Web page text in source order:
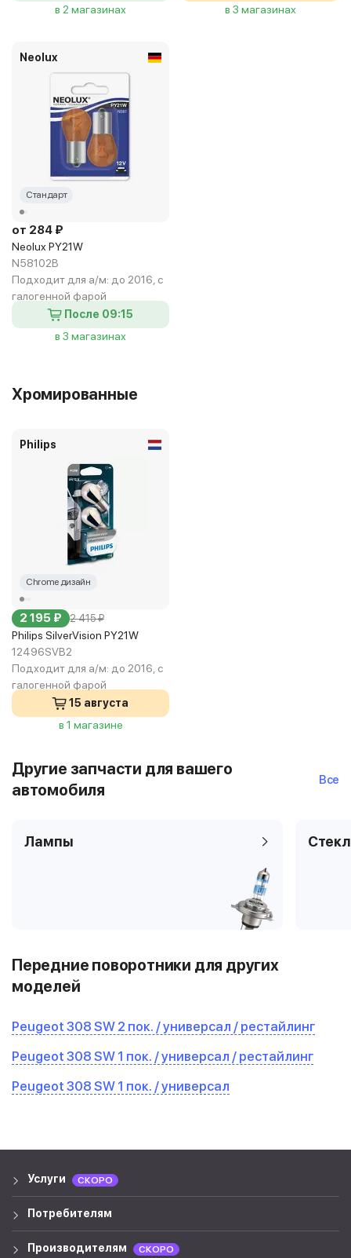
в 2 магазинах
в 3 магазинах
Neolux
Стандарт
от 284 ₽
Neolux PY21W
N58102B
Подходит для а/м: до 2016, с
галогенной фарой
После 09:15
в 3 магазинах
Хромированные
Philips
Chrome дизайн
2 195 ₽ 2 415 ₽
Philips SilverVision PY21W
12496SVB2
Подходит для а/м: до 2016, с
галогенной фарой
15 августа
в 1 магазине
Другие запчасти для вашего
автомобиля
Все
Лампы
Передние поворотники для других
моделей
Peugeot 308 SW 2 пок. / универсал / рестайлинг
Peugeot 308 SW 1 пок. / универсал / рестайлинг
Peugeot 308 SW 1 пок. / универсал
Услуги СКОРО
Потребителям
Производителям СКОРО